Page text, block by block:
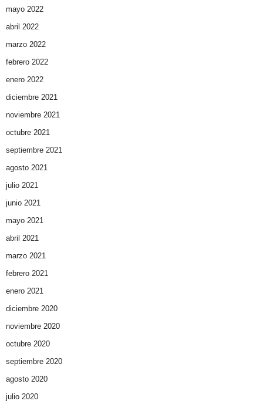
mayo 2022
abril 2022
marzo 2022
febrero 2022
enero 2022
diciembre 2021
noviembre 2021
octubre 2021
septiembre 2021
agosto 2021
julio 2021
junio 2021
mayo 2021
abril 2021
marzo 2021
febrero 2021
enero 2021
diciembre 2020
noviembre 2020
octubre 2020
septiembre 2020
agosto 2020
julio 2020